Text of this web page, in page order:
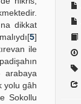
dikkat
5]
ile
arabaya
yolu gâh
Sokollu